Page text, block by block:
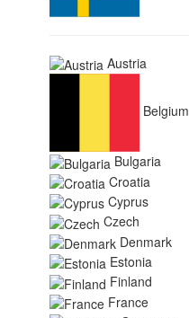
Austria
Belgium
Bulgaria
Croatia
Cyprus
Czech
Denmark
Estonia
Finland
France